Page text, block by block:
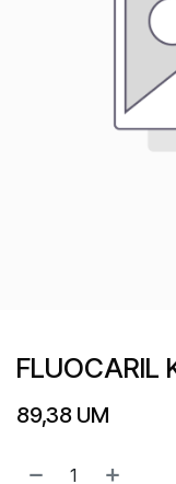
FLUOCARIL
89,38 UM